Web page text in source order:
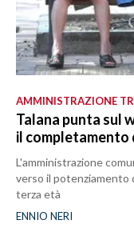
AMMINISTRAZIONE
Talana punta sul
il completamento
L'amministrazione
verso il potenziamento
terza età
ENNIO NERI